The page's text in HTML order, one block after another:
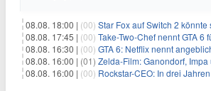
08.08. 18:00 | (00) Star Fox auf Switch 2 könnte
08.08. 17:45 | (00) Take-Two-Chef nennt GTA 6 für 80 Euro
08.08. 16:30 | (00) GTA 6: Netflix nennt angeblich Laufzeit
08.08. 16:00 | (01) Zelda-Film: Ganondorf, Impa und
08.08. 16:00 | (00) Rockstar-CEO: In drei Jahren